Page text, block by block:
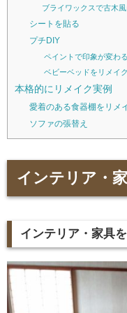
ブライワックスで古木
シートを貼る
プチDIY
ペイントで印象が変わ
ベビーベッドをリメイク
本格的にリメイク実例
愛着のある食器棚をリメ
ソファの張替え
インテリア・
インテリア・家具